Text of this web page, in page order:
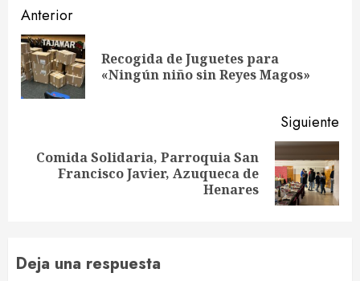
Sigue
leyendo
Anterior
Recogida de Juguetes para
«Ningún niño sin Reyes Magos»
Siguiente
Siguiente
Comida Solidaria, Parroquia San
Francisco Javier, Azuqueca de
Henares
Deja una respuesta